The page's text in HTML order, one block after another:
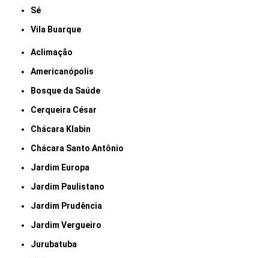
Sé
Vila Buarque
Aclimação
Americanópolis
Bosque da Saúde
Cerqueira César
Chácara Klabin
Chácara Santo Antônio
Jardim Europa
Jardim Paulistano
Jardim Prudência
Jardim Vergueiro
Jurubatuba